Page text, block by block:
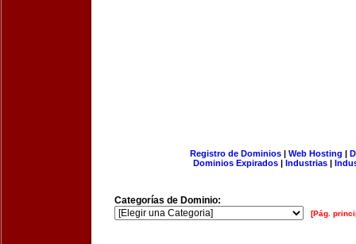
Registro de Dominios| Web Hosting |
Dominios Expirados | Industrias |
Categorías de Dominio:
[Pág.